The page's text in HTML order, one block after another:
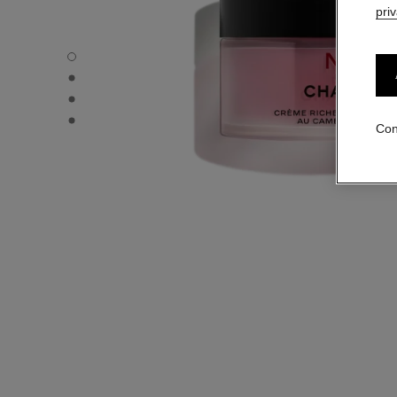
N°1 DE CHANEL CREMA RICA REVITALIZANTE - Vista
N°1 DE CHANEL CREMA RICA REVITALIZANTE - Vista
N°1 DE CHANEL CREMA RICA REVITALIZANTE - Vista
N°1 DE CHANEL CREMA RICA REVITALIZANTE - Vista de